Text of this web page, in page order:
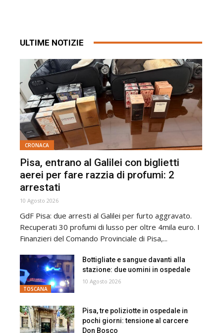
ULTIME NOTIZIE
CRONACA
Pisa, entrano al Galilei con biglietti
aerei per fare razzia di profumi: 2
arrestati
10 Agosto 2026
GdF Pisa: due arresti al Galilei per furto aggravato.
Recuperati 30 profumi di lusso per oltre 4mila euro. I
Finanzieri del Comando Provinciale di Pisa,...
TOSCANA
Bottigliate e sangue davanti alla
stazione: due uomini in ospedale
10 Agosto 2026
Pisa, tre poliziotte in ospedale in
pochi giorni: tensione al carcere
Don Bosco